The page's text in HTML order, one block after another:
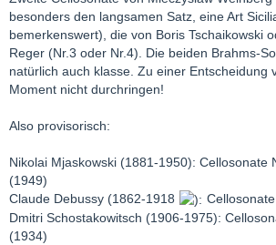
besonders den langsamen Satz, eine Art
bemerkenswert), die von Boris Tschaikowski
Reger (Nr.3 oder Nr.4). Die beiden Brahms-
natürlich auch klasse. Zu einer Entscheidung
Moment nicht durchringen!
Also provisorisch:
Nikolai Mjaskowski (1881-1950): Cellosonate
(1949)
Claude Debussy (1862-1918
Dmitri Schostakowitsch (1906-1975):
(1934)